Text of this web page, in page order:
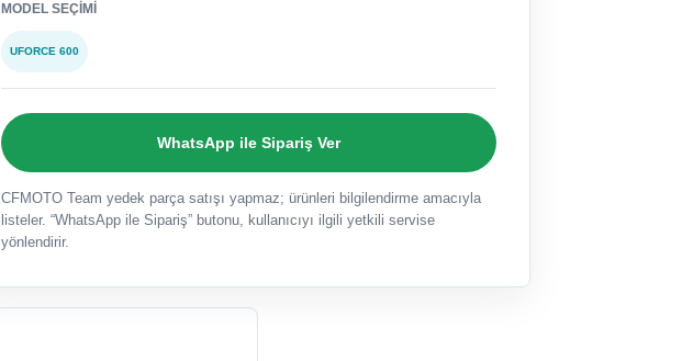
MODEL SEÇIMI
UFORCE 600
WhatsApp ile Sipariş Ver
CFMOTO Team yedek parça satışı yapmaz; ürünleri bilgilendirme amacıyla
listeler. “WhatsApp ile Sipariş” butonu, kullanıcıyı ilgili yetkili servise
yönlendirir.